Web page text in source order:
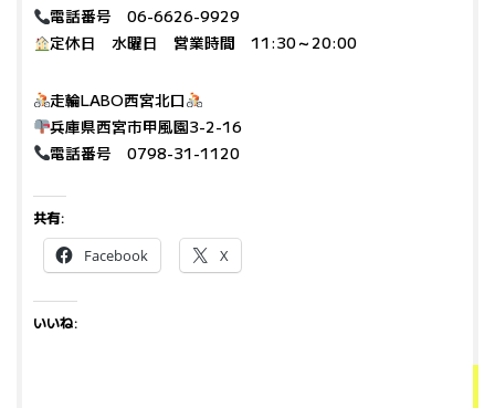
電話番号 06-6626-9929
定休日 水曜日 営業時間 11:30～20:00
走輪LABO西宮北口
兵庫県西宮市甲風園3-2-16
電話番号 0798-31-1120
共有:
Facebook X
いいね: